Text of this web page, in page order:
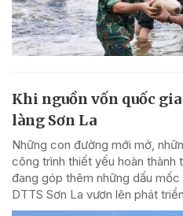
Khi nguồn vốn quốc
làng Sơn La
Những con đường mới mở,
công trình thiết yếu hoàn thành
đang góp thêm những dấu
DTTS Sơn La vươn lên phát